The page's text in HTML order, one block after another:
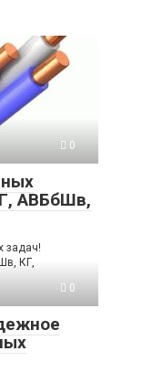
0
АВБбШв,
задач!
КГ,
0